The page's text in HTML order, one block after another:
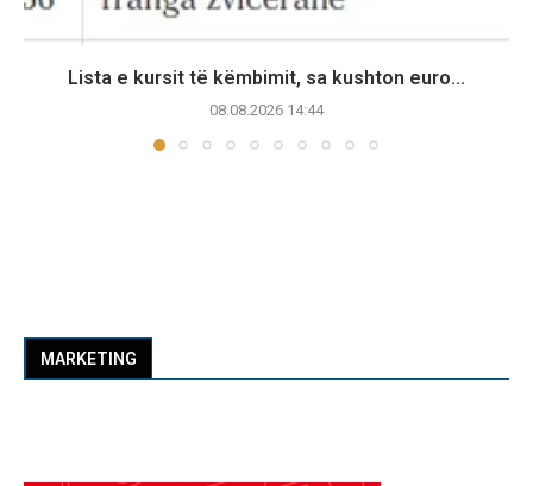
Lista e kursit të këmbimit, sa kushton euro...
08.08.2026 14:44
MARKETING